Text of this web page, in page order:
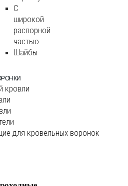
С
широкой
распорной
частью
Шайбы
кровли
для кровельных воронок